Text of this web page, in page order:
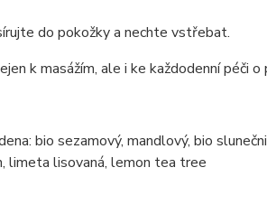
do pokožky a nechte vstřebat.
k masážím, ale i ke každodenní péči o
bio sezamový, mandlový, bio
limeta lisovaná, lemon tea tree